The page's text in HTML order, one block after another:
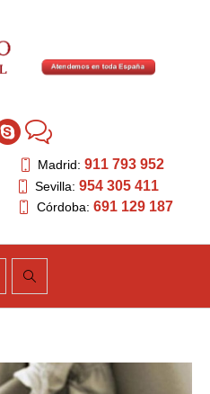
Madrid: 911 793 952
Sevilla: 954 305 411
Córdoba: 691 129 187